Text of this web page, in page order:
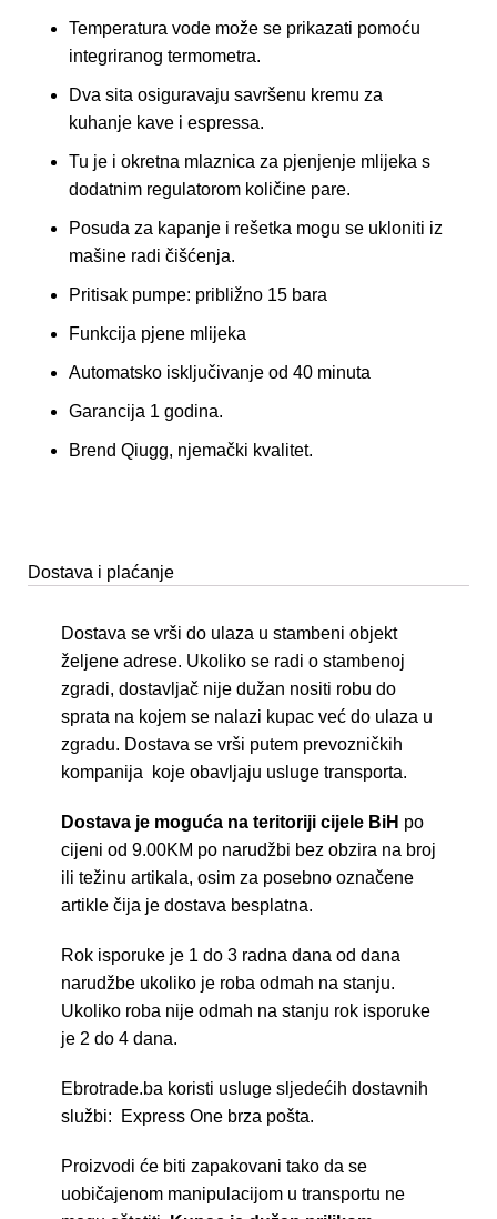
Temperatura vode može se prikazati pomoću
integriranog termometra.
Dva sita osiguravaju savršenu kremu za
kuhanje kave i espressa.
Tu je i okretna mlaznica za pjenjenje mlijeka s
dodatnim regulatorom količine pare.
Posuda za kapanje i rešetka mogu se ukloniti iz
mašine radi čišćenja.
Pritisak pumpe: približno 15 bara
Funkcija pjene mlijeka
Automatsko isključivanje od 40 minuta
Garancija 1 godina.
Brend Qiugg, njemački kvalitet.
Dostava i plaćanje
Dostava se vrši do ulaza u stambeni objekt
željene adrese. Ukoliko se radi o stambenoj
zgradi, dostavljač nije dužan nositi robu do
sprata na kojem se nalazi kupac već do ulaza u
zgradu. Dostava se vrši putem prevozničkih
kompanija koje obavljaju usluge transporta.
Dostava je moguća na teritoriji cijele BiH po
cijeni od 9.00KM po narudžbi bez obzira na broj
ili težinu artikala, osim za posebno označene
artikle čija je dostava besplatna.
Rok isporuke je 1 do 3 radna dana od dana
narudžbe ukoliko je roba odmah na stanju.
Ukoliko roba nije odmah na stanju rok isporuke
je 2 do 4 dana.
Ebrotrade.ba koristi usluge sljedećih dostavnih
službi: Express One brza pošta.
Proizvodi će biti zapakovani tako da se
uobičajenom manipulacijom u transportu ne